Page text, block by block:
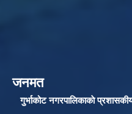
जनमत
गुर्भाकोट नगरपालिकाकाे